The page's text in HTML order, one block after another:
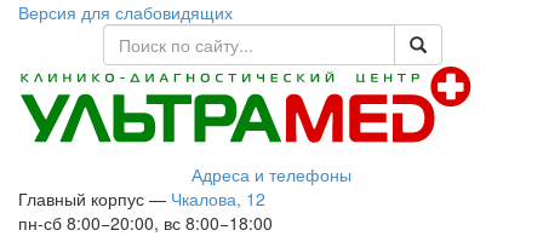
Версия для слабовидящих
Адреса и телефоны
Главный корпус — Чкалова, 12
пн-сб 8:00−20:00, вс 8:00−18:00